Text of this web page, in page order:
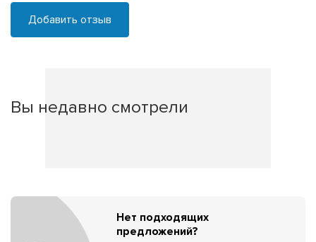
Добавить отзыв
Вы недавно смотрели
Нет подходящих
предложений?